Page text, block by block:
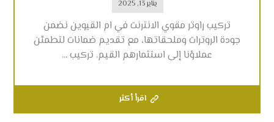
يناير 13, 2025
تركيب راوتر مقوي الانترنت في ام القيوين نضمن
جودة الروترات وملحقاتها، مع تقديم ضمانات لتطمئن
عملاؤنا إلى استثمارهم القيم. تركيب ...
اقرأ أكثر